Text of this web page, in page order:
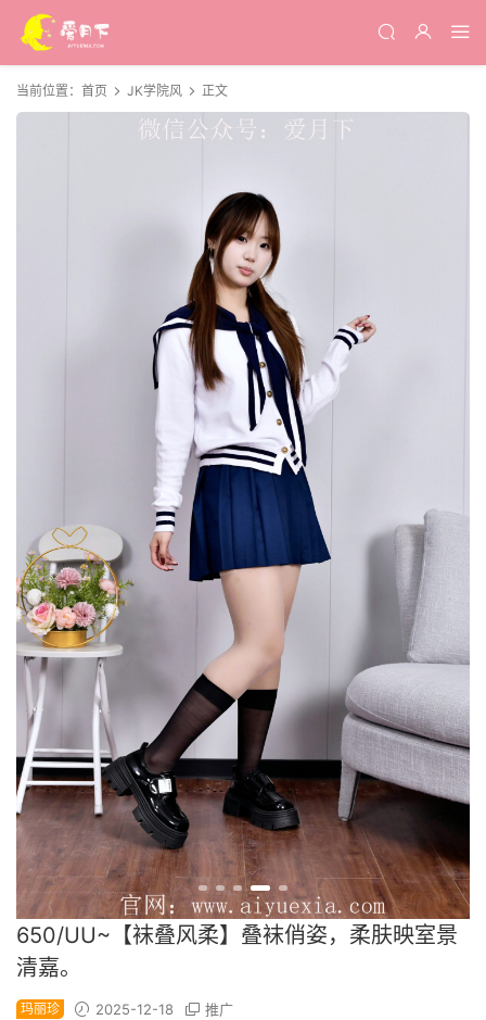
当前位置： 首页 JK学院风 正文
650/UU~【袜叠风柔】叠袜俏姿，柔肤映室景
清嘉。
玛丽珍 2025-12-18 推广